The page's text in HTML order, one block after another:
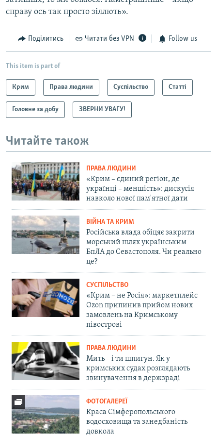
справу ось так просто зіллють».
Поділитись Читати без VPN Follow us
This item is part of
Крим Права людини Суспільство Статті
Головне за добу ЗВЕРНИ УВАГУ!
Читайте також
ПРАВА ЛЮДИНИ
«Крим – єдиний регіон, де
українці – меншість»: дискусія
навколо нової пам'ятної дати
ВІЙНА ТА КРИМ
Російська влада обіцяє закрити
морський шлях українським
БпЛА до Севастополя. Чи реально
це?
СУСПІЛЬСТВО
«Крим – не Росія»: маркетплейс
Ozon припинив прийом нових
замовлень на Кримському
півострові
ПРАВА ЛЮДИНИ
Мить – і ти шпигун. Як у
кримських судах розглядають
звинувачення в держзраді
ФОТОГАЛЕРЕЇ
Краса Сімферопольського
водосховища та занедбаність
довкола